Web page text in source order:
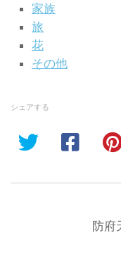
家族
旅
花
その他
シェアする
防府